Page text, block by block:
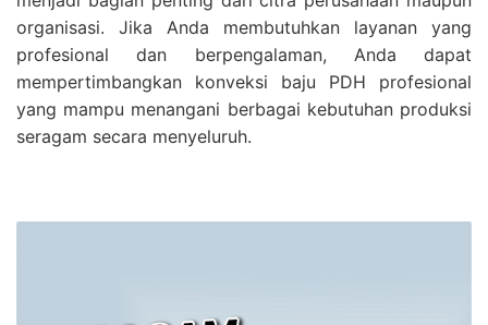
organisasi. Jika Anda membutuhkan layanan yang
profesional dan berpengalaman, Anda dapat
mempertimbangkan konveksi baju PDH profesional
yang mampu menangani berbagai kebutuhan produksi
seragam secara menyeluruh.